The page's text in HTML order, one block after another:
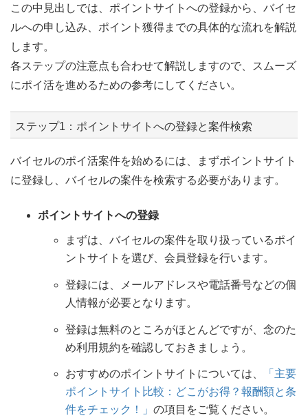
この中見出しでは、ポイントサイトへの登録から、バイセ
ルへの申し込み、ポイント獲得までの具体的な流れを解説
します。
各ステップの注意点も合わせて解説しますので、スムーズ
にポイ活を進めるための参考にしてください。
ステップ1：ポイントサイトへの登録と案件検索
バイセルのポイ活案件を始めるには、まずポイントサイト
に登録し、バイセルの案件を検索する必要があります。
ポイントサイトへの登録
まずは、バイセルの案件を取り扱っているポイ
ントサイトを選び、会員登録を行います。
登録には、メールアドレスや電話番号などの個
人情報が必要となります。
登録は無料のところがほとんどですが、念のた
め利用規約を確認しておきましょう。
おすすめのポイントサイトについては、
「主要
ポイントサイト比較：どこがお得？報酬額と条
件をチェック！」 の項目をご覧ください。